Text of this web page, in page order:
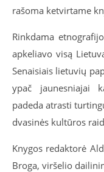
rašoma ketvirtame
Rinkdama
apkeliavo visą
Senaisiais lietuvių
ypač jaunesniajai
padeda atrasti
dvasinės kultūros
Knygos redaktorė
Broga, viršelio